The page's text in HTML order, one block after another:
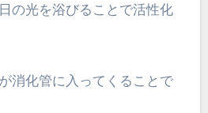
の光を浴びることで活性化
消化管に入ってくることで